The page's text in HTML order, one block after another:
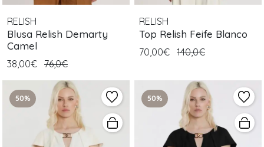
RELISH
Blusa Relish Demarty
Camel
38,00€ 76,0€
RELISH
Top Relish Feife Blanco
70,00€ 140,0€
50% 50%